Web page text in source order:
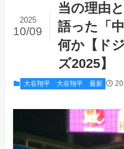
当の理由
語った「
何か【ド
ズ2025】
2025
10/09
大谷翔平 大谷翔平 最新